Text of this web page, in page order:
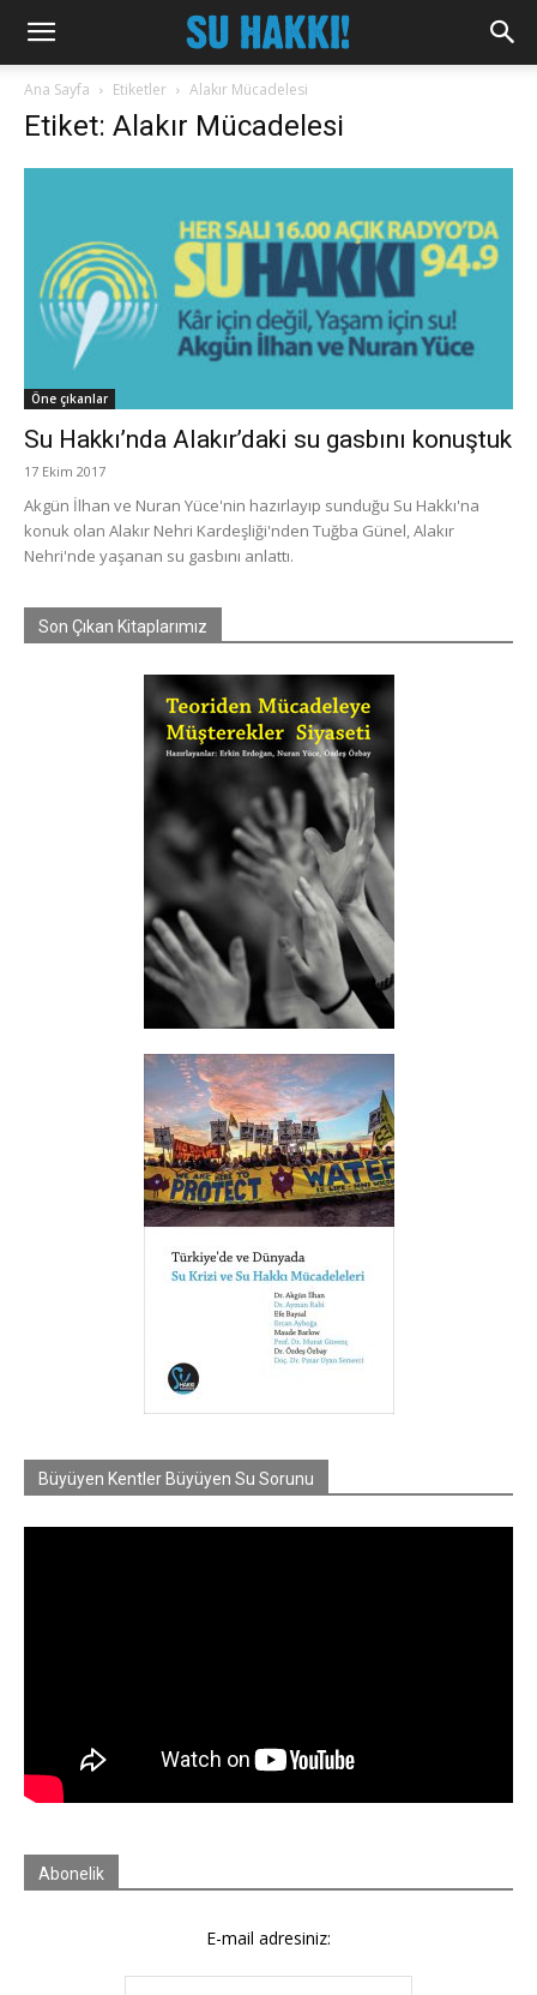
Ana Sayfa Etiketler Alakır Mücadelesi
Etiket: Alakır Mücadelesi
Öne çıkanlar
Su Hakkı’nda Alakır’daki su gasbını konuştuk
17 Ekim 2017
Akgün İlhan ve Nuran Yüce'nin hazırlayıp sunduğu Su Hakkı'na
konuk olan Alakır Nehri Kardeşliği'nden Tuğba Günel, Alakır
Nehri'nde yaşanan su gasbını anlattı.
Son Çıkan Kitaplarımız
Büyüyen Kentler Büyüyen Su Sorunu
Abonelik
E-mail adresiniz: